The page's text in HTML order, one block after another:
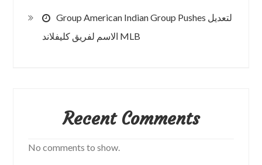
Group American Indian Group Pushes لتعديل
الاسم لفريق كليفلاند MLB
Recent Comments
No comments to show.